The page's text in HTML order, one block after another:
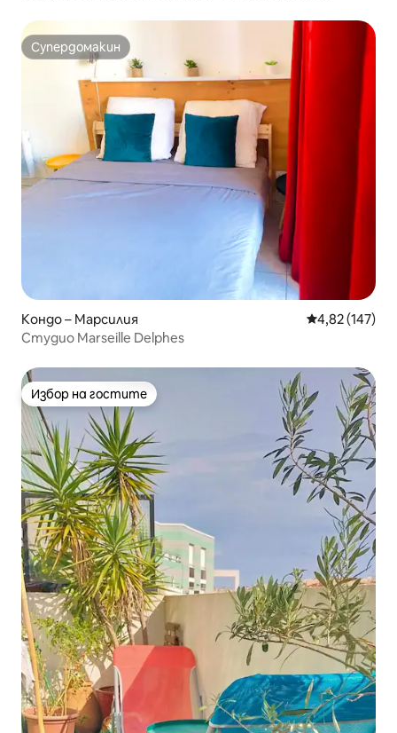
Супердомакин
Супердомакин
Кондо – Марсилия Средна
4,82 (147)
Студио Marseille Delphes
Избор на гостите
Избор на гостите